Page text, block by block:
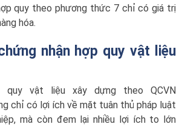
quy theo phương thức 7 chỉ có giá trị
hóa.
nhận hợp quy vật liệu
quy vật liệu xây dựng theo QCVN
chỉ có lợi ích về mặt tuân thủ pháp luật
mà còn đem lại nhiều lợi ích to lớn